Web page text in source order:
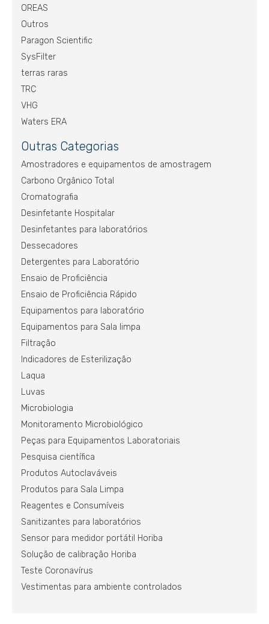
OREAS
Outros
Paragon Scientific
SysFilter
terras raras
TRC
VHG
Waters ERA
Outras Categorias
Amostradores e equipamentos de amostragem
Carbono Orgânico Total
Cromatografia
Desinfetante Hospitalar
Desinfetantes para laboratórios
Dessecadores
Detergentes para Laboratório
Ensaio de Proficiência
Ensaio de Proficiência Rápido
Equipamentos para laboratório
Equipamentos para Sala limpa
Filtração
Indicadores de Esterilização
Laqua
Luvas
Microbiologia
Monitoramento Microbiológico
Peças para Equipamentos Laboratoriais
Pesquisa científica
Produtos Autoclaváveis
Produtos para Sala Limpa
Reagentes e Consumíveis
Sanitizantes para laboratórios
Sensor para medidor portátil Horiba
Solução de calibração Horiba
Teste Coronavírus
Vestimentas para ambiente controlados